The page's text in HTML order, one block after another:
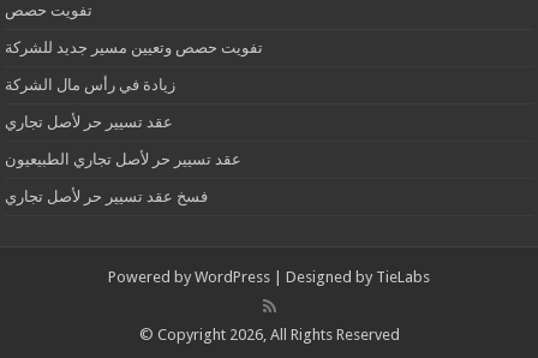
تفويت حصص
تفويت حصص وتعيين مسير جديد للشركة
زيادة في رأس مال الشركة
عقد تسيير حر لأصل تجاري
عقد تسيير حر لأصل تجاري الطبيعيون
فسخ عقد تسيير حر لأصل تجاري
Powered by WordPress | Designed by TieLabs
© Copyright 2026, All Rights Reserved